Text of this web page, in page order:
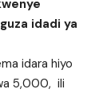
idadi ya
idara hiyo
5,000, ili